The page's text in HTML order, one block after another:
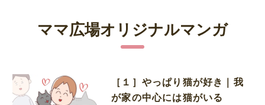
ママ広場オリジナルマンガ
［１］やっぱり猫が好き｜我
が家の中心には猫がいる